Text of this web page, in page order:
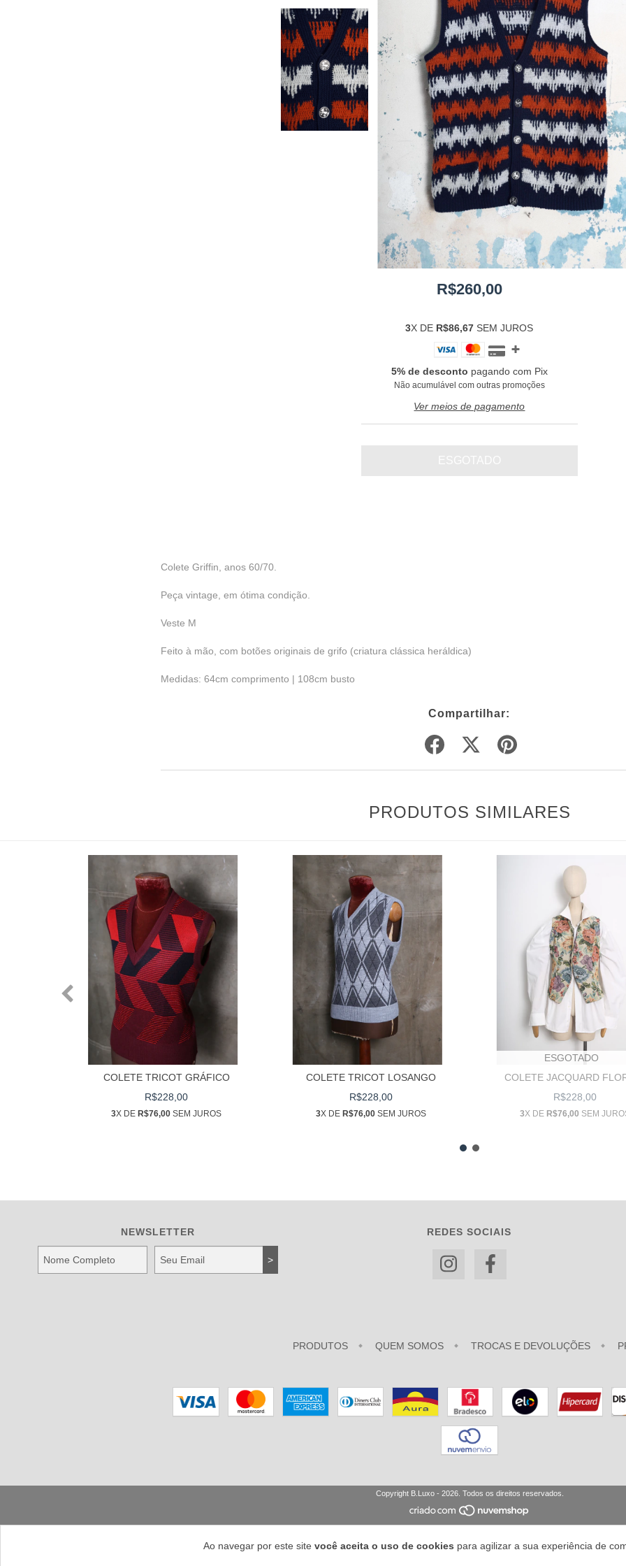
Ao navegar por este site você aceita o uso de cookies para agilizar a sua experiência de
R$260,00
3X DE R$86,67 SEM JUROS
5% de desconto pagando com Pix
Não acumulável com outras promoções
Ver meios de pagamento
Colete Griffin, anos 60/70.
Peça vintage, em ótima condição.
Veste M
Feito à mão, com botões originais de grifo (criatura clássica heráldica)
Medidas: 64cm comprimento | 108cm busto
Compartilhar:
PRODUTOS SIMILARES
COLETE TRICOT GRÁFICO
R$228,00
3X DE R$76,00 SEM JUROS
COLETE TRICOT LOSANGO
R$228,00
3X DE R$76,00SEM JUROS
ESGOTADO
COLETE JACQUARD
R$228,00
3X DE R$76,00 SEM
NEWSLETTER REDES SOCIAIS
PRODUTOS QUEM SOMOS TROCAS E DEVOLUÇÕES
Copyright B.Luxo - 2026. Todos os direitos reservados.